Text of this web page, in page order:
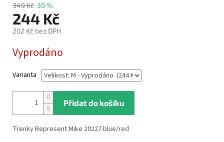
349 Kč 30 %
244 Kč
202 Kč bez DPH
cena:
Vyprodáno
Varianta
Přidat do košíku
Trenky Represent Mike 20227 blue/red